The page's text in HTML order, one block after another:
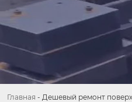
Главная - Дешевый ремонт